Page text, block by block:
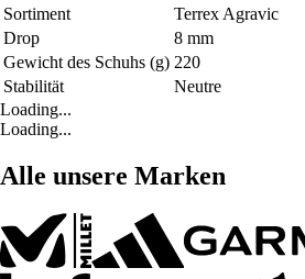
Sortiment
Terrex Agravic
Drop
8 mm
Gewicht des Schuhs (g) 220
Stabilität
Neutre
Loading...
Loading...
Alle unsere Marken